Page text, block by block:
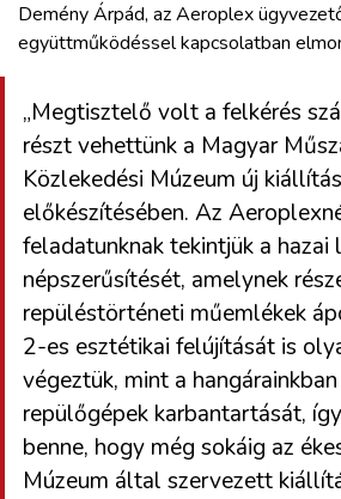
Demény Árpád, az Aeroplex
együttműködéssel kapcsolatban
„Megtisztelő volt a felkérés
részt vehettünk a Magyar
Közlekedési Múzeum új
előkészítésében. Az
feladatunknak tekintjük a hazai
népszerűsítését, amelynek
repüléstörténeti műemlékek
2-es esztétikai felújítását is
végeztük, mint a
repülőgépek karbantartását,
benne, hogy még sokáig az
Múzeum által szervezett